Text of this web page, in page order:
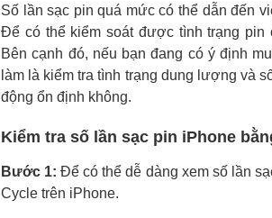
Số lần sạc pin quá mức có thể dẫn đến
Để có thể kiểm soát được tình trạng pin
Bên cạnh đó, nếu bạn đang có ý định
làm là kiểm tra tình trạng dung lượng và
động ổn định không.
Kiểm tra số lần sạc pin iPhone
Bước 1: Để có thể dễ dàng xem số lần
Cycle trên iPhone.